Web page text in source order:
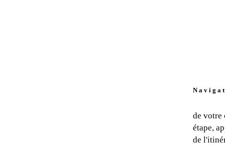
N a v i g a
de votre
étape,
de